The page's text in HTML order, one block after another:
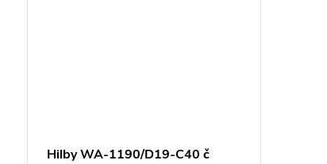
Hilby WA-1190/D19-C40 č